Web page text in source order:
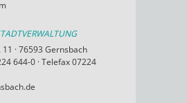
· 76593 Gernsbach
644-0 · Telefax 07224